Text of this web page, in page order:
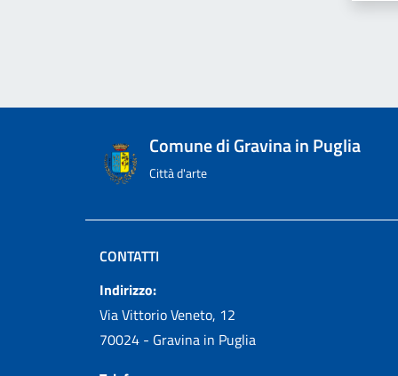
Comune di Gravina in Puglia
Città d'arte
CONTATTI
Indirizzo:
Via Vittorio Veneto, 12
70024 - Gravina in Puglia